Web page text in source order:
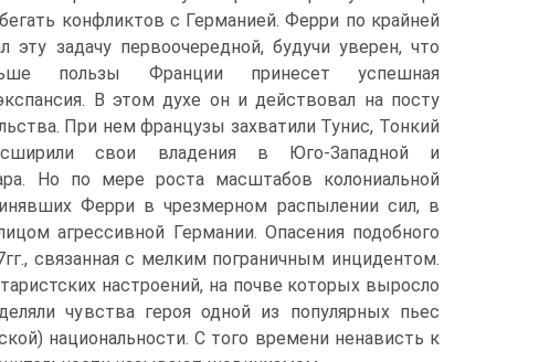
конфликтов с Германией. Ферри по крайней
эту задачу первоочередной, будучи уверен, что
пользы Франции принесет успешная
В этом духе он и действовал на посту
При нем французы захватили Тунис, Тонкий
свои владения в Юго-Западной и
Но по мере роста масштабов колониальной
Ферри в чрезмерном распылении сил, в
агрессивной Германии. Опасения подобного
связанная с мелким пограничным инцидентом.
настроений, на почве которых выросло
чувства героя одной из популярных пьес
национальности. С того времени ненависть к